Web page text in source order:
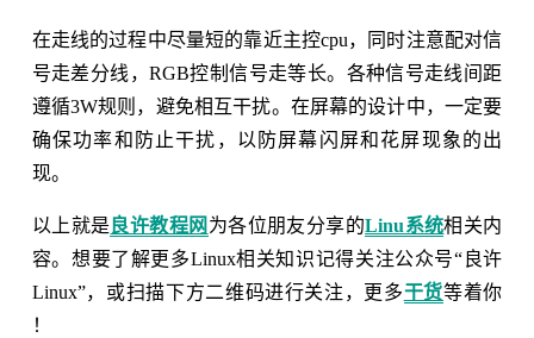
在走线的过程中尽量短的靠近主控cpu，同时注意配对信
号走差分线，RGB控制信号走等长。各种信号走线间距
遵循3W规则，避免相互干扰。在屏幕的设计中，一定要
确保功率和防止干扰，以防屏幕闪屏和花屏现象的出
现。
以上就是 良许教程网 为各位朋友分享的Linu系统相关内
容。想要了解更多Linux相关知识记得关注公众号“良许
Linux”，或扫描下方二维码进行关注，更多干货等着你
！